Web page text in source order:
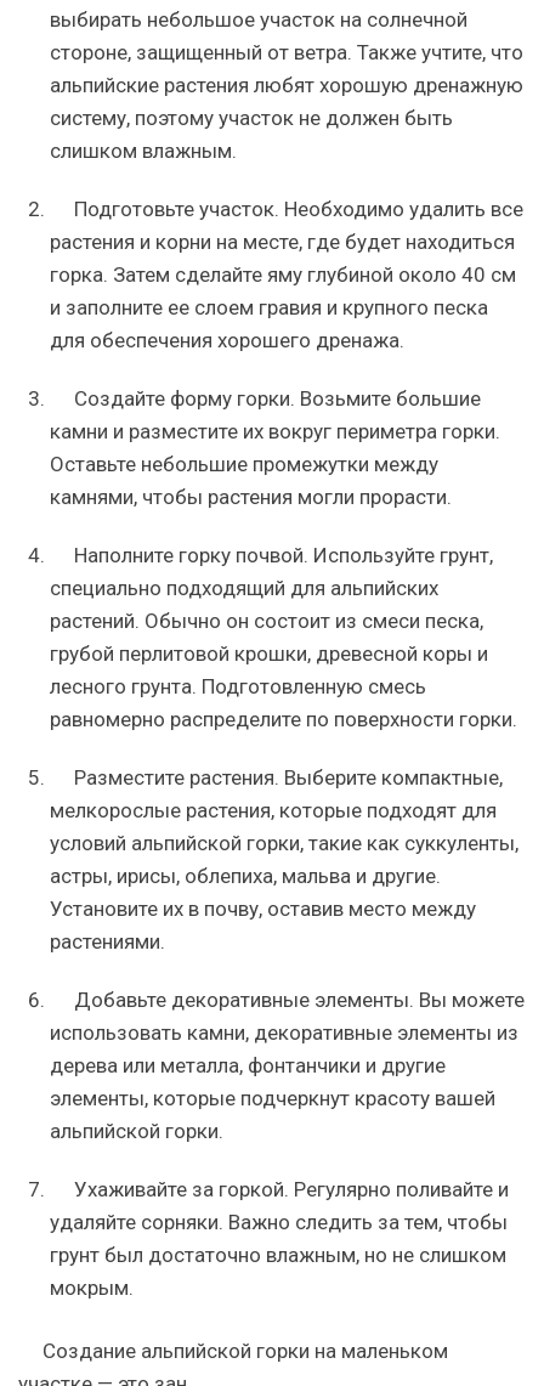
выбирать небольшое участок на солнечной
стороне, защищенный от ветра. Также учтите, что
альпийские растения любят хорошую дренажную
систему, поэтому участок не должен быть
слишком влажным.
Подготовьте участок. Необходимо удалить все
растения и корни на месте, где будет находиться
горка. Затем сделайте яму глубиной около 40 см
и заполните ее слоем гравия и крупного песка
для обеспечения хорошего дренажа.
Создайте форму горки. Возьмите большие
камни и разместите их вокруг периметра горки.
Оставьте небольшие промежутки между
камнями, чтобы растения могли прорасти.
Наполните горку почвой. Используйте грунт,
специально подходящий для альпийских
растений. Обычно он состоит из смеси песка,
грубой перлитовой крошки, древесной коры и
лесного грунта. Подготовленную смесь
равномерно распределите по поверхности горки.
Разместите растения. Выберите компактные,
мелкорослые растения, которые подходят для
условий альпийской горки, такие как суккуленты,
астры, ирисы, облепиха, мальва и другие.
Установите их в почву, оставив место между
растениями.
Добавьте декоративные элементы. Вы можете
использовать камни, декоративные элементы из
дерева или металла, фонтанчики и другие
элементы, которые подчеркнут красоту вашей
альпийской горки.
Ухаживайте за горкой. Регулярно поливайте и
удаляйте сорняки. Важно следить за тем, чтобы
грунт был достаточно влажным, но не слишком
мокрым.
Создание альпийской горки на маленьком